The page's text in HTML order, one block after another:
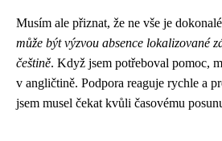
Musím ale přiznat, že ne vše je
může být výzvou absence lokalizované
češtině. Když jsem potřeboval pomoc,
v angličtině. Podpora reaguje rychle a
jsem musel čekat kvůli časovému